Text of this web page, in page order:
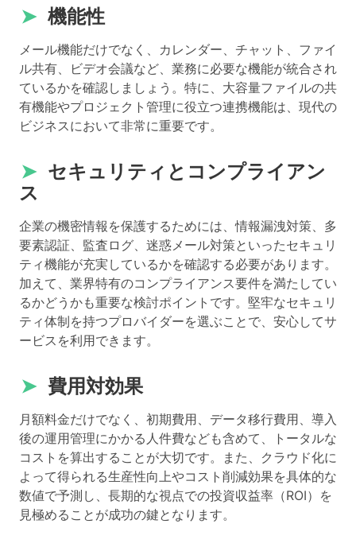
➤ 機能性
メール機能だけでなく、カレンダー、チャット、ファイ
ル共有、ビデオ会議など、業務に必要な機能が統合され
ているかを確認しましょう。特に、大容量ファイルの共
有機能やプロジェクト管理に役立つ連携機能は、現代の
ビジネスにおいて非常に重要です。
➤ セキュリティとコンプライアン
ス
企業の機密情報を保護するためには、情報漏洩対策、多
要素認証、監査ログ、迷惑メール対策といったセキュリ
ティ機能が充実しているかを確認する必要があります。
加えて、業界特有のコンプライアンス要件を満たしてい
るかどうかも重要な検討ポイントです。堅牢なセキュリ
ティ体制を持つプロバイダーを選ぶことで、安心してサ
ービスを利用できます。
➤ 費用対効果
月額料金だけでなく、初期費用、データ移行費用、導入
後の運用管理にかかる人件費なども含めて、トータルな
コストを算出することが大切です。また、クラウド化に
よって得られる生産性向上やコスト削減効果を具体的な
数値で予測し、長期的な視点での投資収益率（ROI）を
見極めることが成功の鍵となります。